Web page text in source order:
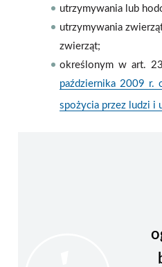
utrzymywania lub
utrzymywania
zwierząt;
określonym w art.
października 2009 r.
spożycia przez ludzi i